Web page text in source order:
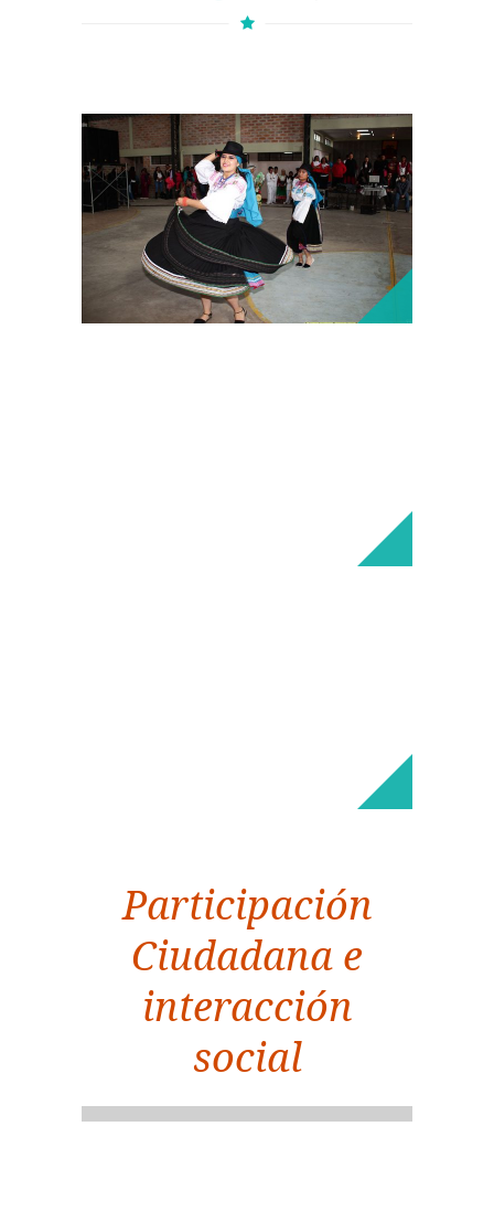
Participación
Ciudadana e
interacción
social